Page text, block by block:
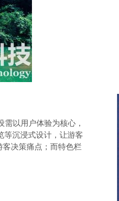
以用户体验为核心，
等沉浸式设计，让游客
决策痛点；而特色栏